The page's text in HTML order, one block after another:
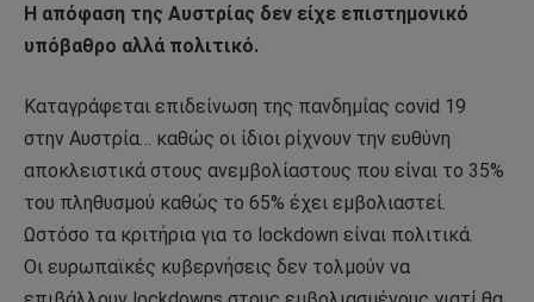
Η απόφαση της Αυστρίας δεν είχε επιστημονικό
υπόβαθρο αλλά πολιτικό.
Καταγράφεται επιδείνωση της πανδημίας covid 19
στην Αυστρία… καθώς οι ίδιοι ρίχνουν την ευθύνη
αποκλειστικά στους ανεμβολίαστους που είναι το 35%
του πληθυσμού καθώς το 65% έχει εμβολιαστεί.
Ωστόσο τα κριτήρια για το lockdown είναι πολιτικά.
Οι ευρωπαϊκές κυβερνήσεις δεν τολμούν να